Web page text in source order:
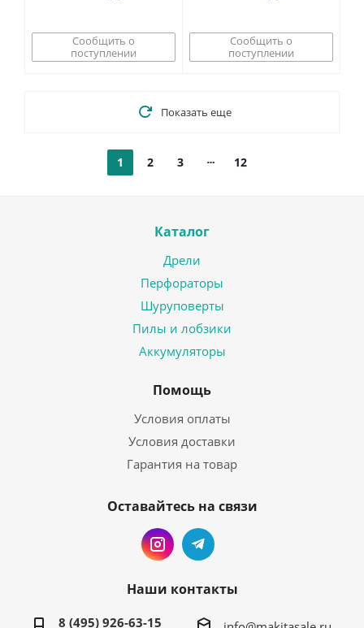
Сообщить о
поступлении
Сообщить о
поступлении
Показать еще
1 2 3 12
Каталог
Дрели
Перфораторы
Шуруповерты
Пилы и лобзики
Аккумуляторы
Помощь
Условия оплаты
Условия доставки
Гарантия на товар
Оставайтесь на связи
Наши контакты
8 (495) 926-63-15